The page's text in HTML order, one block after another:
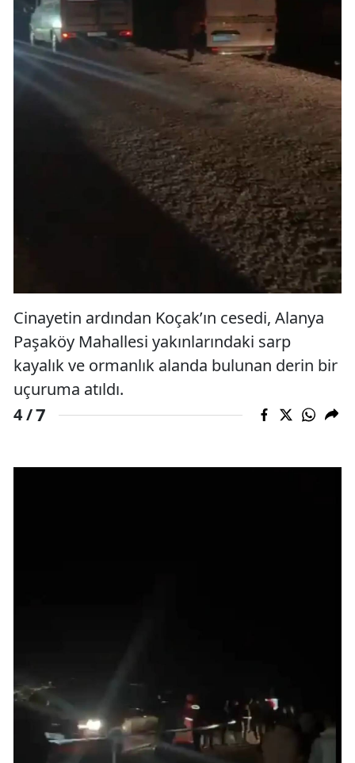
Cinayetin ardından Koçak’ın cesedi, Alanya
Paşaköy Mahallesi yakınlarındaki sarp
kayalık ve ormanlık alanda bulunan derin bir
uçuruma atıldı.
4 /7